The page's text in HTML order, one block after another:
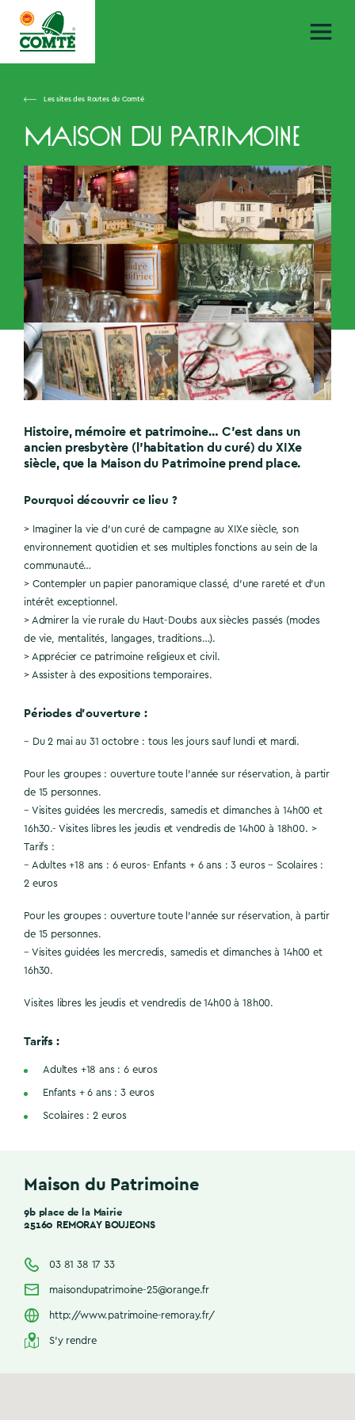
Les sites des Routes du Comté
Maison du Patrimoine
Histoire, mémoire et patrimoine… C’est dans un
ancien presbytère (l’habitation du curé) du XIXe
siècle, que la Maison du Patrimoine prend place.
Pourquoi découvrir ce lieu ?
> Imaginer la vie d’un curé de campagne au XIXe siècle, son
environnement quotidien et ses multiples fonctions au sein de la
communauté…
> Contempler un papier panoramique classé, d’une rareté et d’un
intérêt exceptionnel.
> Admirer la vie rurale du Haut-Doubs aux siècles passés (modes
de vie, mentalités, langages, traditions…).
> Apprécier ce patrimoine religieux et civil.
> Assister à des expositions temporaires.
Périodes d’ouverture :
– Du 2 mai au 31 octobre : tous les jours sauf lundi et mardi.
Pour les groupes : ouverture toute l’année sur réservation, à partir
de 15 personnes.
– Visites guidées les mercredis, samedis et dimanches à 14h00 et
16h30.- Visites libres les jeudis et vendredis de 14h00 à 18h00. >
Tarifs :
– Adultes +18 ans : 6 euros- Enfants + 6 ans : 3 euros – Scolaires :
2 euros
Pour les groupes : ouverture toute l’année sur réservation, à partir
de 15 personnes.
– Visites guidées les mercredis, samedis et dimanches à 14h00 et
16h30.
Visites libres les jeudis et vendredis de 14h00 à 18h00.
Tarifs :
Adultes +18 ans : 6 euros
Enfants + 6 ans : 3 euros
Scolaires : 2 euros
Maison du Patrimoine
9b place de la Mairie
25160 REMORAY BOUJEONS
03 81 38 17 33
maisondupatrimoine-25@orange.fr
http://www.patrimoine-remoray.fr/
S'y rendre